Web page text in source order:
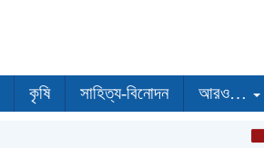
কৃষি সাহিত্য-বিনোদন আরও…